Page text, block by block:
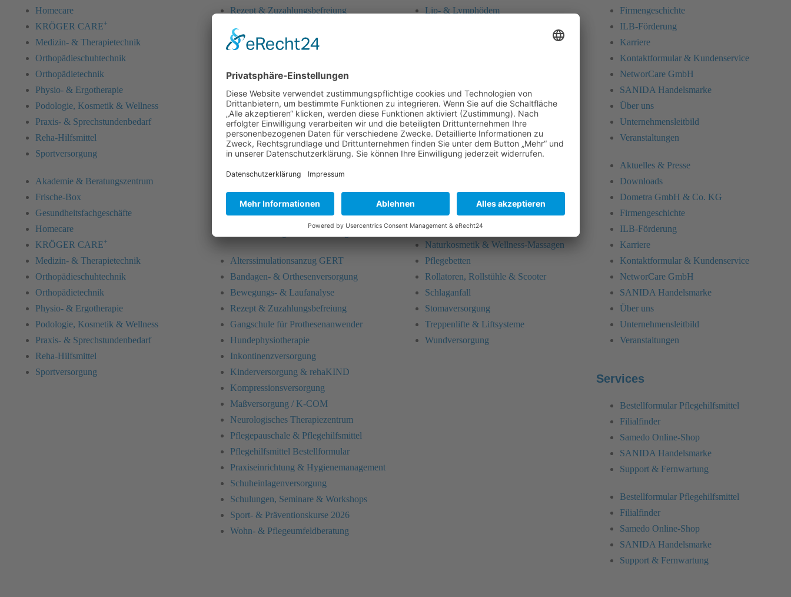
Homecare
KRÖGER CARE+
Medizin- & Therapietechnik
Orthopädieschuhtechnik
Orthopädietechnik
Physio- & Ergotherapie
Podologie, Kosmetik & Wellness
Praxis- & Sprechstundenbedarf
Reha-Hilfsmittel
Sportversorgung
Akademie & Beratungszentrum
Frische-Box
Gesundheitsfachgeschäfte
Homecare
KRÖGER CARE+
Medizin- & Therapietechnik
Orthopädieschuhtechnik
Orthopädietechnik
Physio- & Ergotherapie
Podologie, Kosmetik & Wellness
Praxis- & Sprechstundenbedarf
Reha-Hilfsmittel
Sportversorgung
Rezept & Zuzahlungsbefreiung
Gangschule für Prothesenanwender
Hundephysiotherapie
Kinderversorgung & rehaKIND
Kompressionsversorgung
Maßversorgung / K-COM
Neurologisches Therapiezentrum
Pflegepauschale & Pflegehilfsmittel
Pflegehilfsmittel Bestellformular
Praxiseinrichtung & Hygienemanagement
Schulungen, Seminare & Workshops
Sport- & Präventionskurse 2026
Alterssimulationsanzug GERT
Bandagen- & Orthesenversorgung
Bewegungs- & Laufanalyse
Rezept & Zuzahlungsbefreiung
Gangschule für Prothesenanwender
Hundephysiotherapie
Inkontinenzversorgung
Kinderversorgung & rehaKIND
Kompressionsversorgung
Maßversorgung / K-COM
Neurologisches Therapiezentrum
Pflegepauschale & Pflegehilfsmittel
Pflegehilfsmittel Bestellformular
Praxiseinrichtung & Hygienemanagement
Schuheinlagenversorgung
Schulungen, Seminare & Workshops
Sport- & Präventionskurse 2026
Wohn- & Pflegeumfeldberatung
Lip- & Lymphödem
Naturkosmetik & Wellness-Massagen
Schlaganfall
Stomaversorgung
Treppenlifte & Liftsysteme
Wundversorgung
Exoskelett „ReWalk“
Lip- & Lymphödem
Mangelernährung
Naturkosmetik & Wellness-Massagen
Pflegebetten
Rollatoren, Rollstühle & Scooter
Schlaganfall
Stomaversorgung
Treppenlifte & Liftsysteme
Wundversorgung
Firmengeschichte
ILB-Förderung
Karriere
Kontaktformular & Kundenservice
NetworCare GmbH
SANIDA Handelsmarke
Über uns
Unternehmensleitbild
Veranstaltungen
Aktuelles & Presse
Downloads
Dometra GmbH & Co. KG
Firmengeschichte
ILB-Förderung
Karriere
Kontaktformular & Kundenservice
NetworCare GmbH
SANIDA Handelsmarke
Über uns
Unternehmensleitbild
Veranstaltungen
Services
Bestellformular Pflegehilfsmittel
Filialfinder
Samedo Online-Shop
SANIDA Handelsmarke
Support & Fernwartung
Bestellformular Pflegehilfsmittel
Filialfinder
Samedo Online-Shop
SANIDA Handelsmarke
Support & Fernwartung